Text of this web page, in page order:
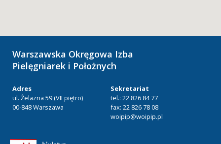
Warszawska Okręgowa Izba
Pielęgniarek i Położnych
Adres
ul. Żelazna 59 (VII piętro)
00-848 Warszawa
Sekretariat
tel.: 22 826 84 77
fax: 22 826 78 08
woipip@woipip.pl